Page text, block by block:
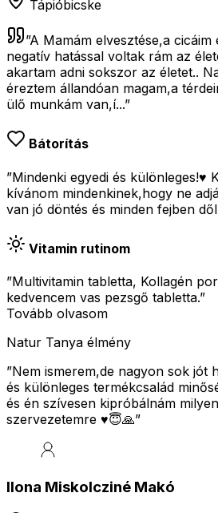
Tápióbicske
”A Mamám elvesztése,a cicáim
negatív hatással voltak rám az
akartam adni sokszor az életet..
éreztem állandóan magam,a
ülő munkám van,í...”
Bátorítás
”Mindenki egyedi és különleges!♥️
kívánom mindenkinek,hogy ne
van jó döntés és minden fejben dől
Vitamin rutinom
”Multivitamin tabletta, Kollagén
kedvencem vas pezsgő tabletta.”
Tovább olvasom
Natur Tanya élmény
”Nem ismerem,de nagyon sok jót
és különleges termékcsalád
és én szívesen kipróbálnám
szervezetemre ♥️😇🙏”
Ilona Miskolcziné Makó